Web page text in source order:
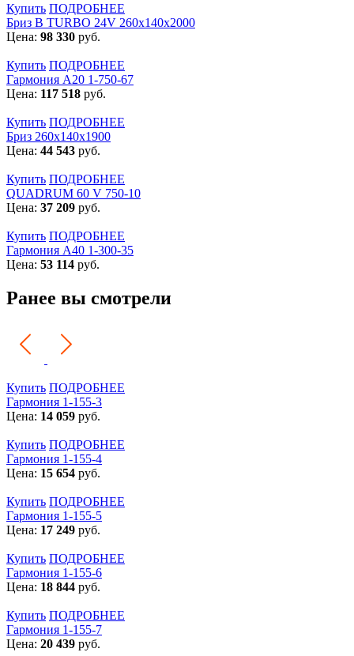
Купить ПОДРОБНЕЕ
Бриз В TURBO 24V 260х140х2000
Цена: 98 330 руб.
Купить ПОДРОБНЕЕ
Гармония А20 1-750-67
Цена: 117 518 руб.
Купить ПОДРОБНЕЕ
Бриз 260х140х1900
Цена: 44 543 руб.
Купить ПОДРОБНЕЕ
QUADRUM 60 V 750-10
Цена: 37 209 руб.
Купить ПОДРОБНЕЕ
Гармония А40 1-300-35
Цена: 53 114 руб.
Ранее вы смотрели
Купить ПОДРОБНЕЕ
Гармония 1-155-3
Цена: 14 059 руб.
Купить ПОДРОБНЕЕ
Гармония 1-155-4
Цена: 15 654 руб.
Купить ПОДРОБНЕЕ
Гармония 1-155-5
Цена: 17 249 руб.
Купить ПОДРОБНЕЕ
Гармония 1-155-6
Цена: 18 844 руб.
Купить ПОДРОБНЕЕ
Гармония 1-155-7
Цена: 20 439 руб.